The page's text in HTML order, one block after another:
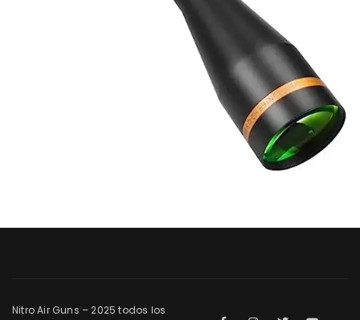
Nitro Air Guns – 2025 todos los